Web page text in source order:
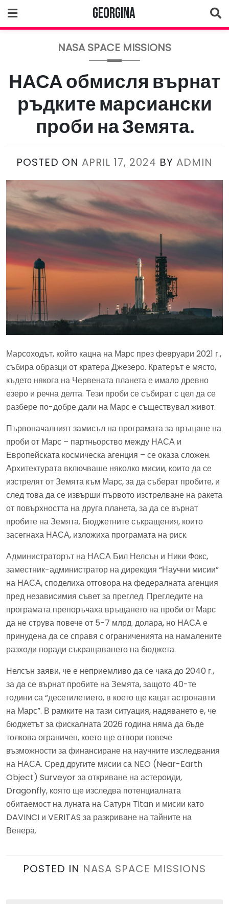
to
content
Georgina
NASA SPACE MISSIONS
НАСА обмисля върнат
ръдките марсиански
проби на Земята.
POSTED ON APRIL 17, 2024 BY ADMIN
Марсоходът, който кацна на Марс през февруари 2021 г.,
събира образци от кратера Джезеро. Кратерът е място,
където някога на Червената планета е имало древно
езеро и речна делта. Тези проби се събират с цел да се
разбере по-добре дали на Марс е съществувал живот.
Първоначалният замисъл на програмата за връщане на
проби от Марс – партньорство между НАСА и
Европейската космическа агенция – се оказа сложен.
Архитектурата включваше няколко мисии, които да се
изстрелят от Земята към Марс, за да съберат пробите, и
след това да се извърши първото изстрелване на ракета
от повърхността на друга планета, за да се върнат
пробите на Земята. Бюджетните съкращения, които
засегнаха НАСА, изложиха програмата на риск.
Администраторът на НАСА Бил Нелсън и Ники Фокс,
заместник-администратор на дирекция “Научни мисии”
на НАСА, споделиха отговора на федералната агенция
пред независимия съвет за преглед. Прегледите на
програмата препоръчаха връщането на проби от Марс
да не струва повече от 5-7 млрд. долара, но НАСА е
принудена да се справя с ограниченията на намалените
разходи поради съкращаването на бюджета.
Нелсън заяви, че е неприемливо да се чака до 2040 г.,
за да се върнат пробите на Земята, защото 40-те
години са “десетилетието, в което ще кацат астронавти
на Марс”. В рамките на тази ситуация, надяването е, че
бюджетът за фискалната 2026 година няма да бъде
толкова ограничен, което ще отвори повече
възможности за финансиране на научните изследвания
на НАСА. Сред другите мисии са NEO (Near-Earth
Object) Surveyor за откриване на астероиди,
Dragonfly, която ще изследва потенциалната
обитаемост на луната на Сатурн Titan и мисии като
DAVINCI и VERITAS за разкриване на тайните на
Венера.
POSTED IN NASA SPACE MISSIONS